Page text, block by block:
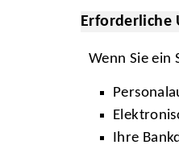
Erforderliche
Wenn Sie ein
Ihre